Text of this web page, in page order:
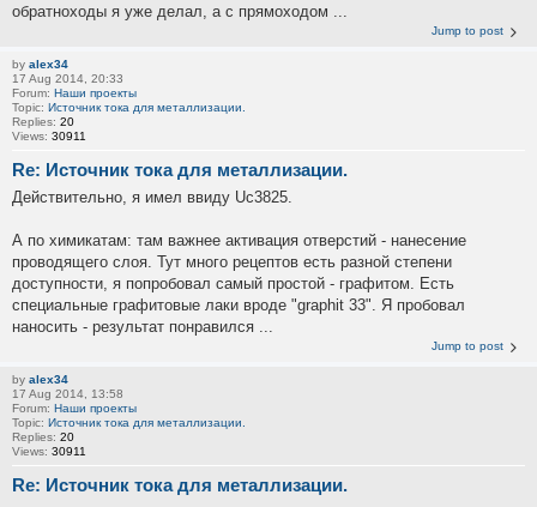
обратноходы я уже делал, а с прямоходом ...
Jump to post
by alex34
17 Aug 2014, 20:33
Forum: Наши проекты
Topic: Источник тока для металлизации.
Replies: 20
Views: 30911
Re: Источник тока для металлизации.
Действительно, я имел ввиду Uc3825.
А по химикатам: там важнее активация отверстий - нанесение
проводящего слоя. Тут много рецептов есть разной степени
доступности, я попробовал самый простой - графитом. Есть
специальные графитовые лаки вроде "graphit 33". Я пробовал
наносить - результат понравился ...
Jump to post
by alex34
17 Aug 2014, 13:58
Forum: Наши проекты
Topic: Источник тока для металлизации.
Replies: 20
Views: 30911
Re: Источник тока для металлизации.